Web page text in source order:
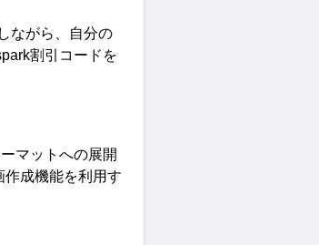
ながら、自分の
割引コードを
マットへの展開
作成機能を利用す